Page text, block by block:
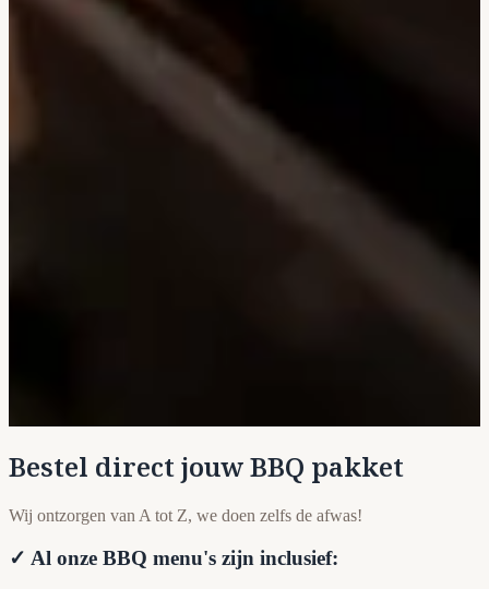
Bestel direct jouw BBQ pakket
Wij ontzorgen van A tot Z, we doen zelfs de afwas!
✓ Al onze BBQ menu's zijn inclusief: